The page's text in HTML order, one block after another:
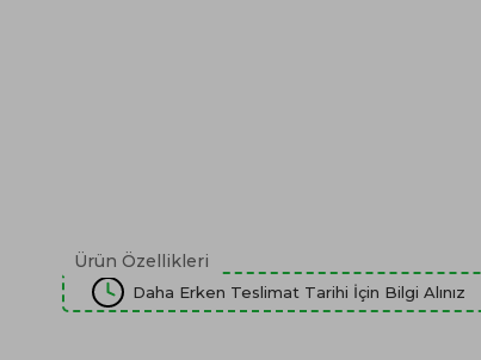
Ürün Özellikleri
Daha Erken Teslimat Tarihi İçin Bilgi Alınız